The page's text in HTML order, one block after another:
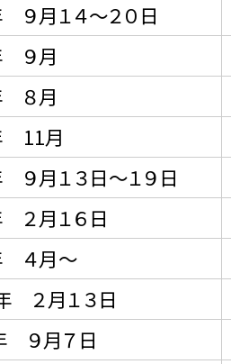
９月１４〜２０日
９月
８月
11月
９月１３日〜１９日
２月１６日
４月〜
２月１３日
９月７日